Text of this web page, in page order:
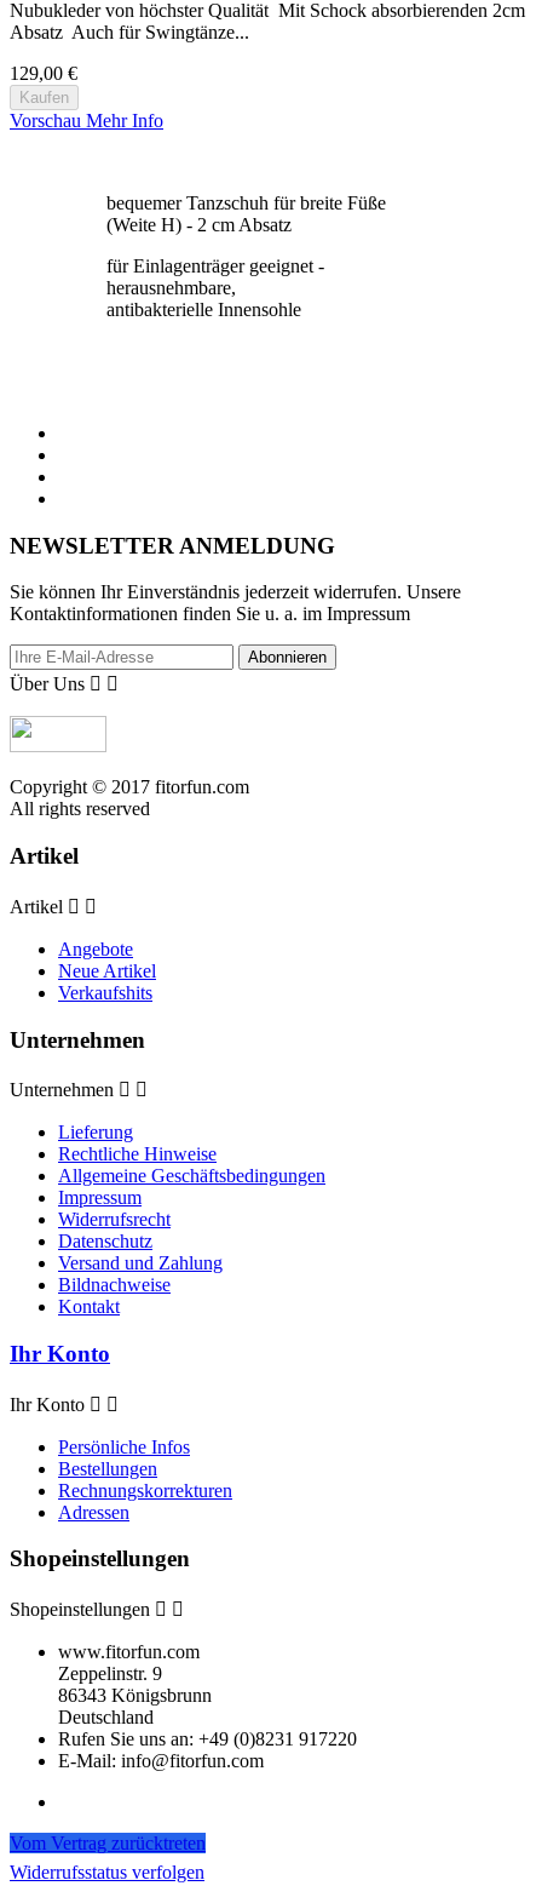
Nubukleder von höchster Qualität Mit Schock absorbierenden 2cm
Absatz Auch für Swingtänze...
129,00 €
Kaufen
Vorschau Mehr Info
bequemer Tanzschuh für breite Füße
(Weite H) - 2 cm Absatz
für Einlagenträger geeignet -
herausnehmbare,
antibakterielle Innensohle
NEWSLETTER ANMELDUNG
Sie können Ihr Einverständnis jederzeit widerrufen. Unsere
Kontaktinformationen finden Sie u. a. im Impressum
Abonnieren
Über Uns  
Copyright © 2017 fitorfun.com
All rights reserved
Artikel
Artikel  
Angebote
Neue Artikel
Verkaufshits
Unternehmen
Unternehmen  
Lieferung
Rechtliche Hinweise
Allgemeine Geschäftsbedingungen
Impressum
Widerrufsrecht
Datenschutz
Versand und Zahlung
Bildnachweise
Kontakt
Ihr Konto
Ihr Konto  
Persönliche Infos
Bestellungen
Rechnungskorrekturen
Adressen
Shopeinstellungen
Shopeinstellungen  
www.fitorfun.com
Zeppelinstr. 9
86343 Königsbrunn
Deutschland
Rufen Sie uns an: +49 (0)8231 917220
E-Mail: info@fitorfun.com
Vom Vertrag zurücktreten
Widerrufsstatus verfolgen